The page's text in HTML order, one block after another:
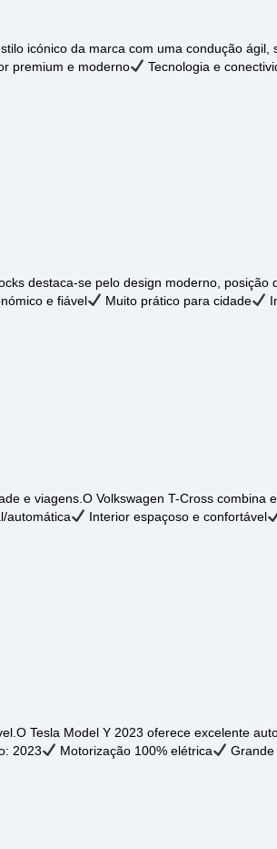
icónico da marca com uma condução ágil,
premium e moderno Tecnologia e
destaca-se pelo design moderno,
e fiável Muito prático para cidade
e viagens.O Volkswagen T-Cross
automática Interior espaçoso e confortável
Tesla Model Y 2023 oferece excelente
2023 Motorização 100% elétrica Grande